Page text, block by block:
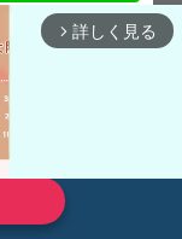
すのはもったいない！
も高価買取
arrow_forward_ios 詳しく見る